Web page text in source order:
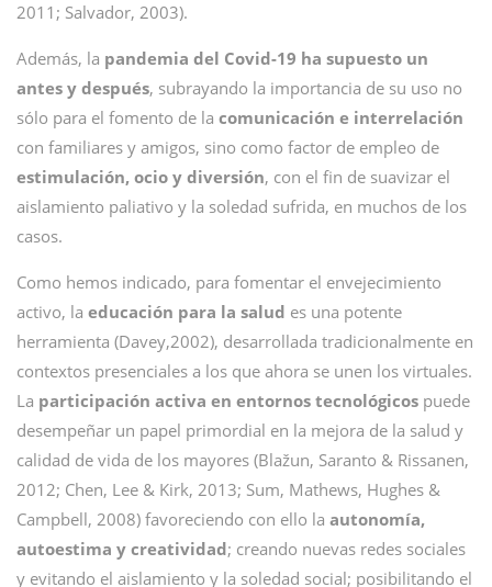
2011; Salvador, 2003).
Además, la pandemia del Covid-19 ha supuesto un
antes y después, subrayando la importancia de su uso no
sólo para el fomento de la comunicación e interrelación
con familiares y amigos, sino como factor de empleo de
estimulación, ocio y diversión, con el fin de suavizar el
aislamiento paliativo y la soledad sufrida, en muchos de los
casos.
Como hemos indicado, para fomentar el envejecimiento
activo, la educación para la salud es una potente
herramienta (Davey,2002), desarrollada tradicionalmente en
contextos presenciales a los que ahora se unen los virtuales.
La participación activa en entornos tecnológicos puede
desempeñar un papel primordial en la mejora de la salud y
calidad de vida de los mayores (Blažun, Saranto & Rissanen,
2012; Chen, Lee & Kirk, 2013; Sum, Mathews, Hughes &
Campbell, 2008) favoreciendo con ello la autonomía,
autoestima y creatividad; creando nuevas redes sociales
y evitando el aislamiento y la soledad social; posibilitando el